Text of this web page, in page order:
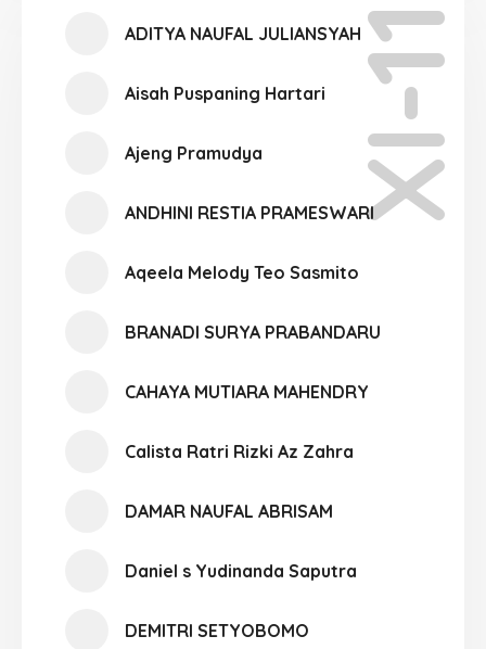
XI-11
ADITYA NAUFAL JULIANSYAH
Aisah Puspaning Hartari
Ajeng Pramudya
ANDHINI RESTIA PRAMESWARI
Aqeela Melody Teo Sasmito
BRANADI SURYA PRABANDARU
CAHAYA MUTIARA MAHENDRY
Calista Ratri Rizki Az Zahra
DAMAR NAUFAL ABRISAM
Daniel s Yudinanda Saputra
DEMITRI SETYOBOMO